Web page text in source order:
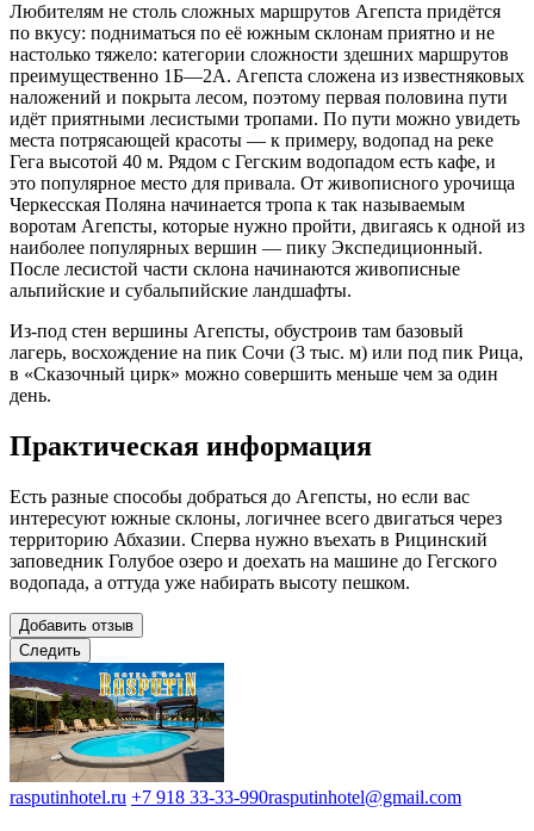
Любителям не столь сложных маршрутов Агепста придётся
по вкусу: подниматься по её южным склонам приятно и не
настолько тяжело: категории сложности здешних маршрутов
преимущественно 1Б—2А. Агепста сложена из известняковых
наложений и покрыта лесом, поэтому первая половина пути
идёт приятными лесистыми тропами. По пути можно увидеть
места потрясающей красоты — к примеру, водопад на реке
Гега высотой 40 м. Рядом с Гегским водопадом есть кафе, и
это популярное место для привала. От живописного урочища
Черкесская Поляна начинается тропа к так называемым
воротам Агепсты, которые нужно пройти, двигаясь к одной из
наиболее популярных вершин — пику Экспедиционный.
После лесистой части склона начинаются живописные
альпийские и субальпийские ландшафты.
Из-под стен вершины Агепсты, обустроив там базовый
лагерь, восхождение на пик Сочи (3 тыс. м) или под пик Рица,
в «Сказочный цирк» можно совершить меньше чем за один
день.
Практическая информация
Есть разные способы добраться до Агепсты, но если вас
интересуют южные склоны, логичнее всего двигаться через
территорию Абхазии. Сперва нужно въехать в Рицинский
заповедник Голубое озеро и доехать на машине до Гегского
водопада, а оттуда уже набирать высоту пешком.
Добавить отзыв
Следить
rasputinhotel.ru +7 918 33-33-990rasputinhotel@gmail.com